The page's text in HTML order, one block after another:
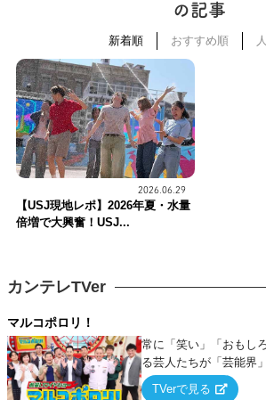
の記事
新着順 おすすめ順
2026.06.29
【USJ現地レポ】2026年夏・水量
倍増で大興奮！USJ...
カンテレTVer
マルコポロリ！
常に「笑い」「おもし
る芸人たちが「芸能界
出でて、新たなオモシ
TVerで見る